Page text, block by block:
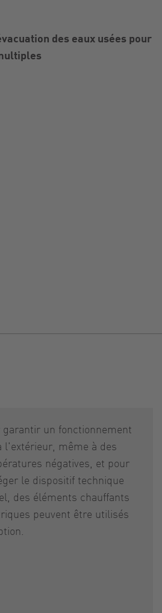
des eaux usées pour
garantir un fonctionnement
l'extérieur, même à des
négatives, et pour
le dispositif technique
des éléments chauffants
peuvent être utilisés